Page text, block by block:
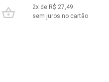
2x de R$ 27,49
sem juros no cartão